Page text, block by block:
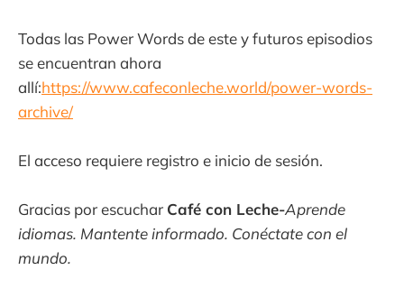
Todas las Power Words de este y futuros episodios
se encuentran ahora
allí:https://www.cafeconleche.world/power-words-
archive/
El acceso requiere registro e inicio de sesión.
Gracias por escuchar Café con Leche-Aprende
idiomas. Mantente informado. Conéctate con el
mundo.